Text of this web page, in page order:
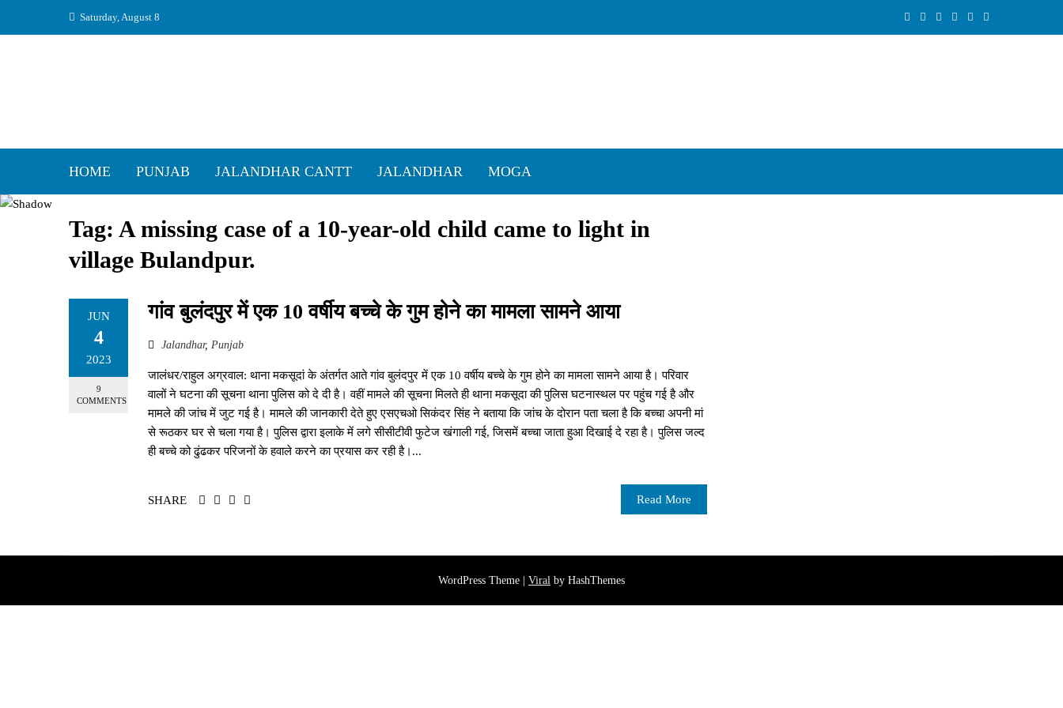
Saturday, August 8
HOME PUNJAB JALANDHAR CANTT JALANDHAR MOGA
Tag: A missing case of a 10-year-old child came to light in
village Bulandpur.
JUN
4
2023
9
COMMENTS
गांव बुलंदपुर में एक 10 वर्षीय बच्चे के गुम होने का मामला सामने आया
Jalandhar, Punjab
जालंधर/राहुल अग्रवाल: थाना मकसूदां के अंतर्गत आते गांव बुलंदपुर में एक 10 वर्षीय बच्चे के गुम होने का मामला सामने आया है। परिवार
वालों ने घटना की सूचना थाना पुलिस को दे दी है। वहीं मामले की सूचना मिलते ही थाना मकसूदा की पुलिस घटनास्थल पर पहुंच गई है और
मामले की जांच में जुट गई है। मामले की जानकारी देते हुए एसएचओ सिकंदर सिंह ने बताया कि जांच के दोरान पता चला है कि बच्चा अपनी मां
से रूठकर घर से चला गया है। पुलिस द्वारा इलाके में लगे सीसीटीवी फुटेज खंगाली गई, जिसमें बच्चा जाता हुआ दिखाई दे रहा है। पुलिस जल्द
ही बच्चे को ढुंढकर परिजनों के हवाले करने का प्रयास कर रही है।...
Read More
SHARE
WordPress Theme | Viral by HashThemes